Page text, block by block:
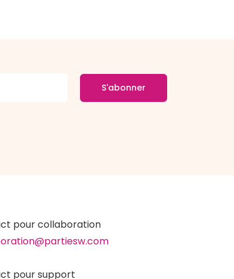
S'abonner
pour collaboration
pour support